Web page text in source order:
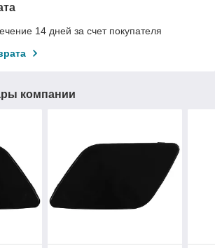
14 дней за счет покупателя
компании